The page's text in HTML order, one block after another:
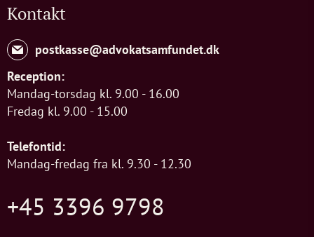
Kontakt
postkasse@advokatsamfundet.dk
Reception:
Mandag-torsdag kl. 9.00 - 16.00
Fredag kl. 9.00 - 15.00
Telefontid:
Mandag-fredag fra kl. 9.30 - 12.30
+45 3396 9798